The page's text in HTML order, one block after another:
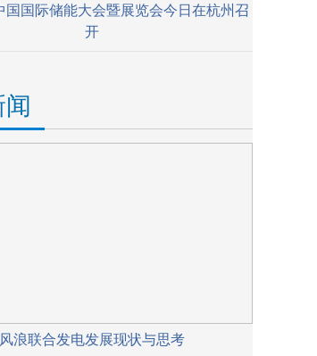
国国际储能大会暨展览会今日在杭州召
开
风浪联合发电发展现状与思考